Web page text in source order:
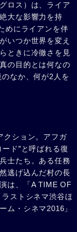
ロス）は、ライア
大な影響力を持
めにライアンを伴
いつか世界を変え
ときに冷徹さを見
の目的とは何なの
なか、何が2人を
クション。アフガ
ド”と呼ばれる復
士たち。ある任務
逃げ込んだ村の長
は、「A TIME OF
ストシネマ渋谷ほ
ム・シネマ2016」